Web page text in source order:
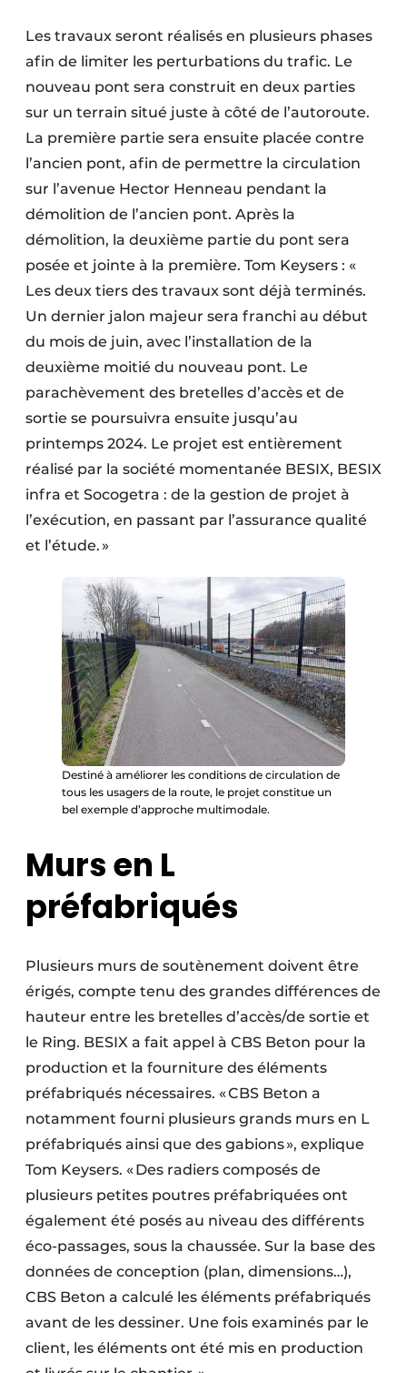
Les travaux seront réalisés en plusieurs phases
afin de limiter les perturbations du trafic. Le
nouveau pont sera construit en deux parties
sur un terrain situé juste à côté de l’autoroute.
La première partie sera ensuite placée contre
l’ancien pont, afin de permettre la circulation
sur l’avenue Hector Henneau pendant la
démolition de l’ancien pont. Après la
démolition, la deuxième partie du pont sera
posée et jointe à la première. Tom Keysers : «
Les deux tiers des travaux sont déjà terminés.
Un dernier jalon majeur sera franchi au début
du mois de juin, avec l’installation de la
deuxième moitié du nouveau pont. Le
parachèvement des bretelles d’accès et de
sortie se poursuivra ensuite jusqu’au
printemps 2024. Le projet est entièrement
réalisé par la société momentanée BESIX, BESIX
infra et Socogetra : de la gestion de projet à
l’exécution, en passant par l’assurance qualité
et l’étude. »
Destiné à améliorer les conditions de circulation de
tous les usagers de la route, le projet constitue un
bel exemple d’approche multimodale.
Murs en L
préfabriqués
Plusieurs murs de soutènement doivent être
érigés, compte tenu des grandes différences de
hauteur entre les bretelles d’accès/de sortie et
le Ring. BESIX a fait appel à CBS Beton pour la
production et la fourniture des éléments
préfabriqués nécessaires. « CBS Beton a
notamment fourni plusieurs grands murs en L
préfabriqués ainsi que des gabions », explique
Tom Keysers. « Des radiers composés de
plusieurs petites poutres préfabriquées ont
également été posés au niveau des différents
éco-passages, sous la chaussée. Sur la base des
données de conception (plan, dimensions…),
CBS Beton a calculé les éléments préfabriqués
avant de les dessiner. Une fois examinés par le
client, les éléments ont été mis en production